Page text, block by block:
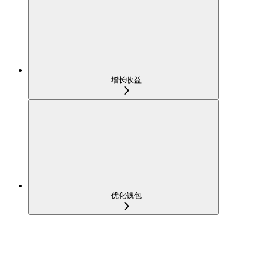
增长收益
优化钱包